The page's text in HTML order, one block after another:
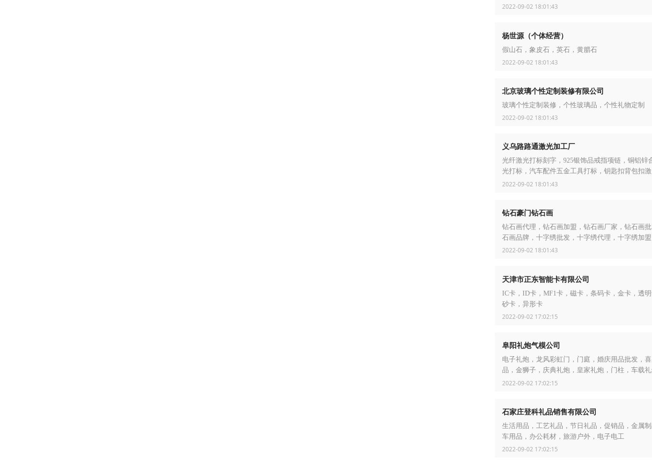
挂历，红包袋
2022-09-02 18:01:43
杨世源（个体经营）
假山石，象皮石，英石，黄腊石
2022-09-02 18:01:43
北京玻璃个性定制装修有限公司
玻璃个性定制装修，个性玻璃品，个性礼物定制
2022-09-02 18:01:43
义乌路路通激光加工厂
光纤激光打标刻字，925银饰品戒指项链，铜铝锌
光打标，汽车配件五金工具打标，钥匙扣背包扣
标，厨卫餐具洁具激光打标，木盒酒盒笔盒激光
2022-09-02 18:01:43
钻石豪门钻石画
钻石画代理，钻石画加盟，钻石画厂家，钻石画
石画品牌，十字绣批发，十字绣代理，十字绣加盟
2022-09-02 18:01:43
天津市正东智能卡有限公司
IC卡，ID卡，MF1卡，磁卡，条码卡，金卡，透
砂卡，异形卡
2022-09-02 17:02:15
阜阳礼炮气模公司
电子礼炮，龙风彩虹门，门庭，婚庆用品批发，
品，金狮子，庆典礼炮，皇家礼炮，门柱，车载
弹，彩花
2022-09-02 17:02:15
石家庄登科礼品销售有限公司
生活用品，工艺礼品，节日礼品，促销品，金属
车用品，办公耗材，旅游户外，电子电工
2022-09-02 17:02:15